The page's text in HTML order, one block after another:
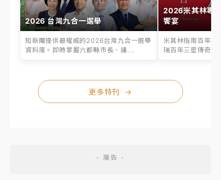
2026 台灣九合一選舉
知新聞提供最權威的2026台灣九合一選舉
資料庫。即時掌握六都縣市長、議...
2026米其林專
饗宴
米其林指南百年之
瑞百年三星傳奇、
更多特刊 →